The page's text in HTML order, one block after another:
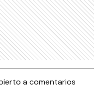
a comentarios